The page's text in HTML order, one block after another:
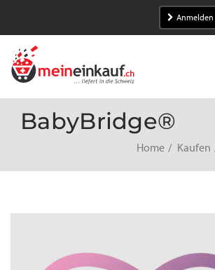
Anmelden
BabyBridge®
Home Kaufen